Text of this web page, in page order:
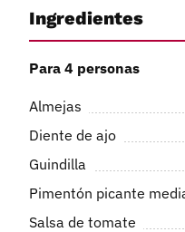
Ingredientes
Para 4 personas
Almejas
Diente de ajo
Guindilla
Pimentón picante
Salsa de tomate